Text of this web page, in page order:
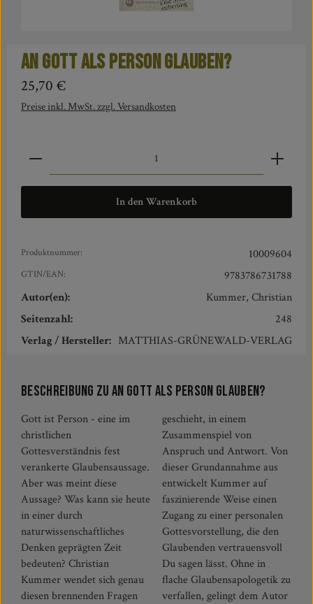
An Gott als Person glauben?
Regulärer Preis:
25,70 €
Preise inkl. MwSt. zzgl. Versandkosten
Produkt Anzahl: Gib den gewünschten Wert ein oder
In den Warenkorb
Produktnummer: 10009604
GTIN/EAN:
9783786731788
Autor(en):
Kummer, Christian
Seitenzahl:
248
Verlag / Hersteller: MATTHIAS-GRÜNEWALD-VERLAG
Beschreibung zu An Gott als Person glauben?
Gott ist Person - eine im
christlichen
Gottesverständnis fest
verankerte Glaubensaussage.
Aber was meint diese
Aussage? Was kann sie heute
in einer durch
naturwissenschaftliches
Denken geprägten Zeit
bedeuten? Christian
Kummer wendet sich genau
diesen brennenden Fragen
geschieht, in einem
Zusammenspiel von
Anspruch und Antwort. Von
dieser Grundannahme aus
entwickelt Kummer auf
faszinierende Weise einen
Zugang zu einer personalen
Gottesvorstellung, die den
Glaubenden vertrauensvoll
Du sagen lässt. Ohne in
flache Glaubensapologetik zu
verfallen, gelingt dem Autor